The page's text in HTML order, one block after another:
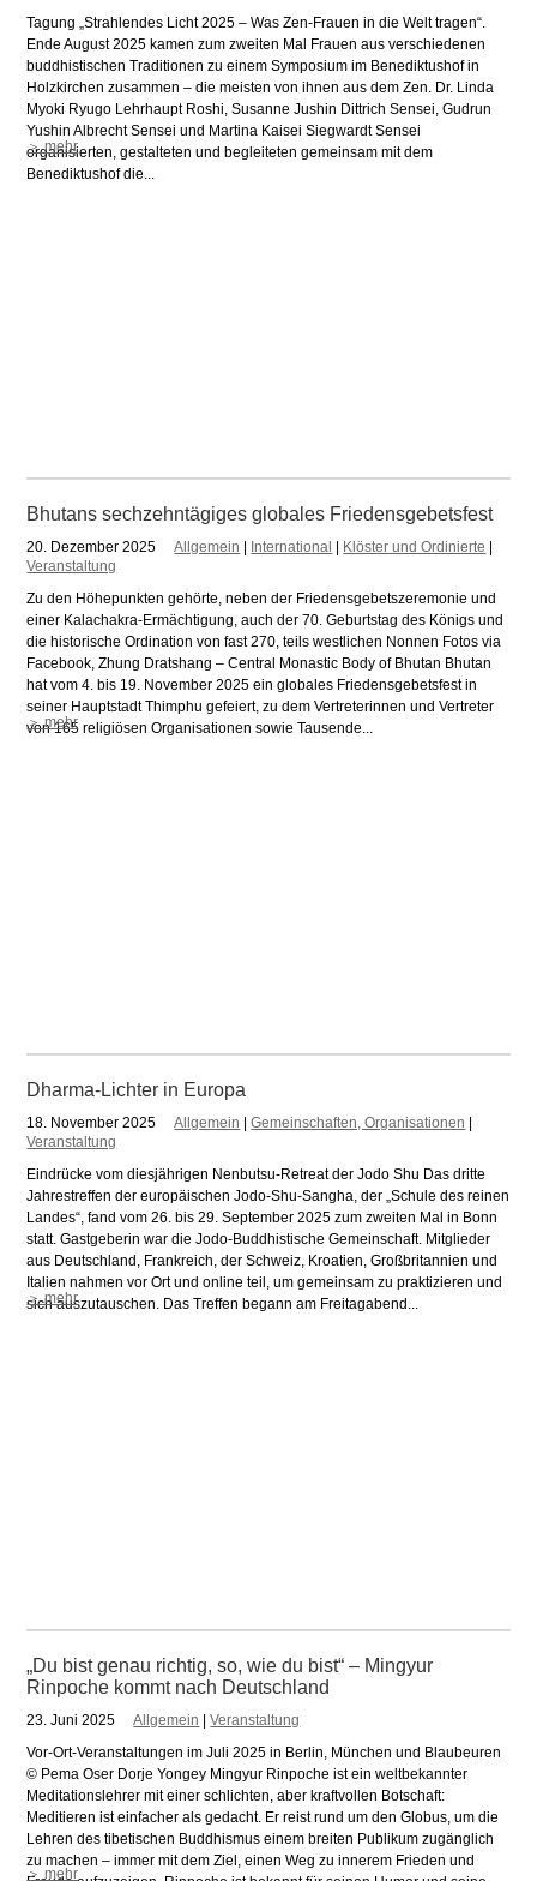
Tagung „Strahlendes Licht 2025 – Was Zen-Frauen in die Welt tragen“.
Ende August 2025 kamen zum zweiten Mal Frauen aus verschiedenen
buddhistischen Traditionen zu einem Symposium im Benediktushof in
Holzkirchen zusammen – die meisten von ihnen aus dem Zen. Dr. Linda
Myoki Ryugo Lehrhaupt Roshi, Susanne Jushin Dittrich Sensei, Gudrun
Yushin Albrecht Sensei und Martina Kaisei Siegwardt Sensei
organisierten, gestalteten und begleiteten gemeinsam mit dem
Benediktushof die...
＞ mehr
Bhutans sechzehntägiges globales Friedensgebetsfest
20. Dezember 2025 Allgemein International Klöster und Ordinierte
Veranstaltung
Zu den Höhepunkten gehörte, neben der Friedensgebetszeremonie und
einer Kalachakra-Ermächtigung, auch der 70. Geburtstag des Königs und
die historische Ordination von fast 270, teils westlichen Nonnen Fotos via
Facebook, Zhung Dratshang – Central Monastic Body of Bhutan Bhutan
hat vom 4. bis 19. November 2025 ein globales Friedensgebetsfest in
seiner Hauptstadt Thimphu gefeiert, zu dem Vertreterinnen und Vertreter
von 165 religiösen Organisationen sowie Tausende...
＞ mehr
Dharma-Lichter in Europa
18. November 2025 Allgemein |Gemeinschaften, Organisationen
Veranstaltung
Eindrücke vom diesjährigen Nenbutsu-Retreat der Jodo Shu Das dritte
Jahrestreffen der europäischen Jodo-Shu-Sangha, der „Schule des reinen
Landes“, fand vom 26. bis 29. September 2025 zum zweiten Mal in Bonn
statt. Gastgeberin war die Jodo-Buddhistische Gemeinschaft. Mitglieder
aus Deutschland, Frankreich, der Schweiz, Kroatien, Großbritannien und
Italien nahmen vor Ort und online teil, um gemeinsam zu praktizieren und
sich auszutauschen. Das Treffen begann am Freitagabend...
＞ mehr
„Du bist genau richtig, so, wie du bist“ – Mingyur
Rinpoche kommt nach Deutschland
23. Juni 2025 Allgemein |Veranstaltung
Vor-Ort-Veranstaltungen im Juli 2025 in Berlin, München und Blaubeuren
© Pema Oser Dorje Yongey Mingyur Rinpoche ist ein weltbekannter
Meditationslehrer mit einer schlichten, aber kraftvollen Botschaft:
Meditieren ist einfacher als gedacht. Er reist rund um den Globus, um die
Lehren des tibetischen Buddhismus einem breiten Publikum zugänglich
zu machen – immer mit dem Ziel, einen Weg zu innerem Frieden und
＞ mehr